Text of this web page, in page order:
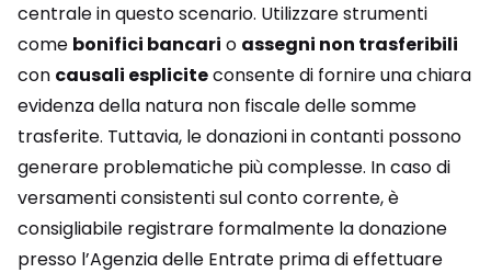
centrale in questo scenario. Utilizzare strumenti
come bonifici bancari o assegni non trasferibili
con causali espliciteconsente di fornire una chiara
evidenza della natura non fiscale delle somme
trasferite. Tuttavia, le donazioni in contanti possono
generare problematiche più complesse. In caso di
versamenti consistenti sul conto corrente, è
consigliabile registrare formalmente la donazione
presso l’Agenzia delle Entrate prima di effettuare